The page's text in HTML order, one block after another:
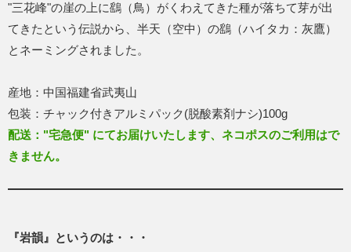
"三花峰"の崖の上に鷂（鳥）がくわえてきた種が落ちて芽が出
てきたという伝説から、半天（空中）の鷂（ハイタカ：灰鷹）
とネーミングされました。
産地：中国福建省武夷山
包装：チャック付きアルミパック(脱酸素剤ナシ)100g
配送："宅急便" にてお届けいたします、ネコポスのご利用はで
きません。
『岩韻』というのは・・・